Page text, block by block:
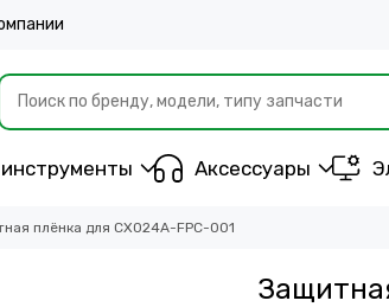
Аксессуары
плёнка для CX024A-FPC-001